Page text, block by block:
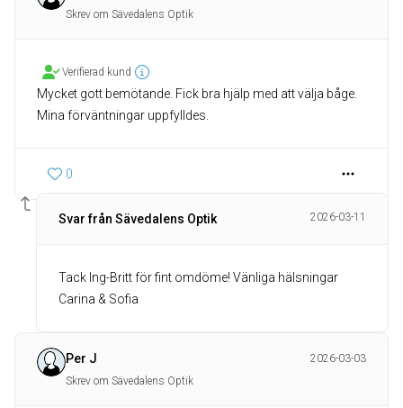
Skrev om Sävedalens Optik
Verifierad kund
Mycket gott bemötande. Fick bra hjälp med att välja båge.
Mina förväntningar uppfylldes.
0
Svar från Sävedalens Optik 2026-03-11
Tack Ing-Britt för fint omdöme! Vänliga hälsningar
Carina & Sofia
Per J
2026-03-03
Skrev om Sävedalens Optik